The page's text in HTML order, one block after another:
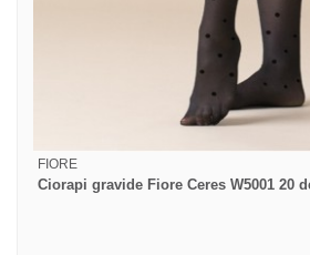
FIORE
Ciorapi gravide Fiore Ceres W5001 20